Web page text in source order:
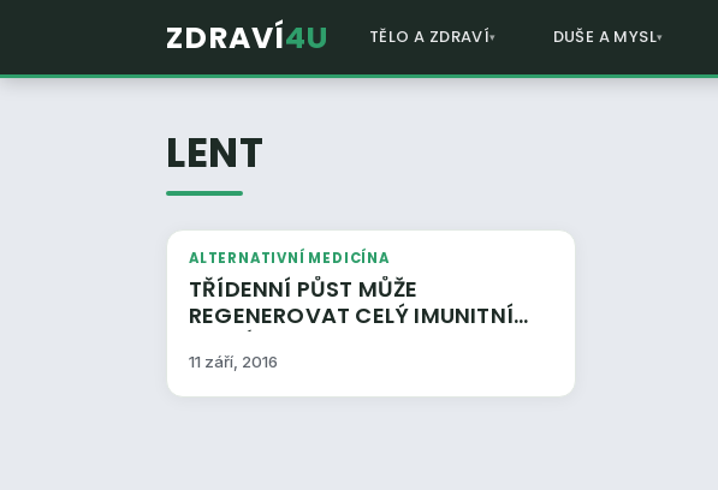
ZDRAVÍ4U TĚLO A ZDRAVÍ DUŠE A MYSL
LENT
ALTERNATIVNÍ MEDICÍNA
TŘÍDENNÍ PŮST MŮŽE
REGENEROVAT CELÝ IMUNITNÍ
SYSTÉM
11 září, 2016